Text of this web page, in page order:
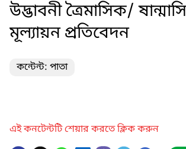
উদ্ভাবনী ত্রৈমাসিক/
মূল্যায়ন প্রতিবেদন
কন্টেন্ট: পাতা
এই কনটেন্টটি শেয়ার করতে ক্লিক করুন